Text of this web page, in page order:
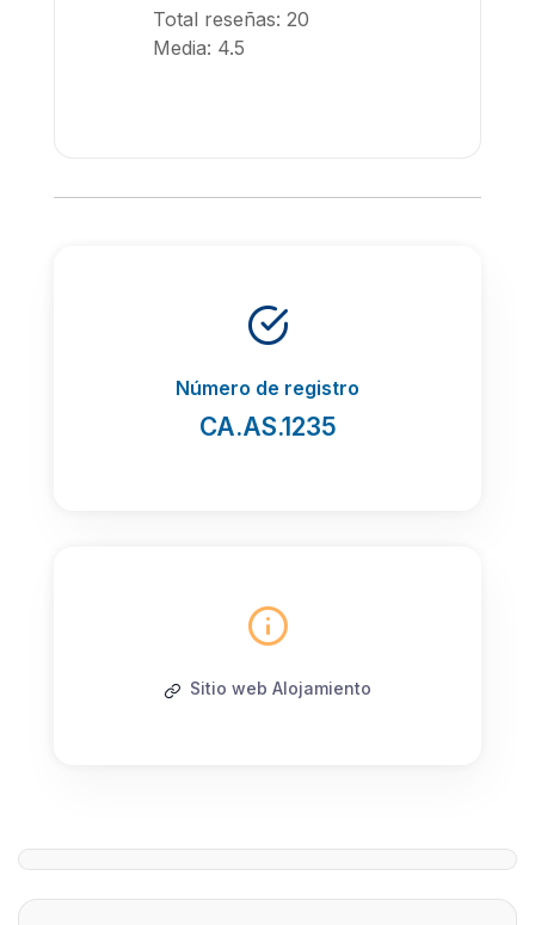
Total reseñas: 20
Media: 4.5
Número de registro
CA.AS.1235
Sitio web Alojamiento